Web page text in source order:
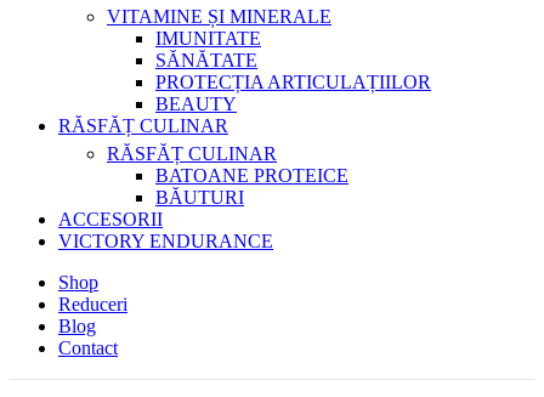
VITAMINE ȘI MINERALE
IMUNITATE
SĂNĂTATE
PROTECȚIA ARTICULAȚIILOR
BEAUTY
RĂSFĂȚ CULINAR
RĂSFĂȚ CULINAR
BATOANE PROTEICE
BĂUTURI
ACCESORII
VICTORY ENDURANCE
Shop
Reduceri
Blog
Contact